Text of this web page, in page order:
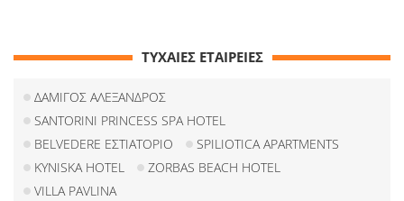
ΤΥΧΑΙΕΣ ΕΤΑΙΡΕΙΕΣ
ΔΑΜΙΓΟΣ ΑΛΕΞΑΝΔΡΟΣ
SANTORINI PRINCESS SPA HOTEL
BELVEDERE ΕΣΤΙΑΤΟΡΙΟ
SPILIOTICA APARTMENTS
KYNISKA HOTEL
ZORBAS BEACH HOTEL
VILLA PAVLINA